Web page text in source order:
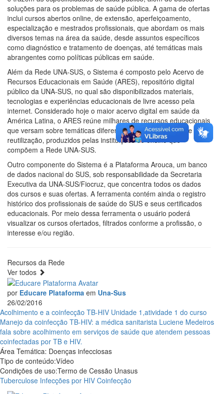
soluções para os problemas de saúde pública. A gama de ofertas
inclui cursos abertos online, de extensão, aperfeiçoamento,
especialização e mestrados profissionais, que abordam os mais
diversos temas na área da saúde, desde assuntos específicos
como diagnóstico e tratamento de doenças, até temáticas mais
abrangentes como políticas públicas em saúde.
Além da Rede UNA-SUS, o Sistema é composto pelo Acervo de
Recursos Educacionais em Saúde (ARES), repositório digital
público da UNA-SUS, no qual são disponibilizados materiais,
tecnologias e experiências educacionais de livre acesso pela
internet. Considerado hoje o maior acervo digital em saúde da
América Latina, o ARES reúne milhares de recursos educacionais
que versam sobre temáticas diferenciadas de livre acesso e
reutilização, produzidos pelas instituições de ensino que
compõem a Rede UNA-SUS.
Outro componente do Sistema é a Plataforma Arouca, um banco
de dados nacional do SUS, sob responsabilidade da Secretaria
Executiva da UNA-SUS/Fiocruz, que concentra todos os dados
dos cursos e suas ofertas. A ferramenta contém ainda o registro
histórico dos profissionais de saúde do SUS e seus certificados
educacionais. Por meio dessa ferramenta o usuário poderá
visualizar os cursos ofertados, filtrados conforme a profissão, o
interesse e/ou região.
Recursos da Rede
Ver todos
por Educare Plataforma em Una-Sus
26/02/2016
Acolhimento e a coinfecção TB-HIV Unidade 1,atividade 1 do curso
Manejo da coinfecção TB-HIV: a médica sanitarista Luciene Medeiros
fala sobre acolhimento em serviços de saúde que atendem pessoas
coinfectadas por TB e HIV.
Área Temática: Doenças infecciosas
Tipo de conteúdo:Vídeo
Condições de uso:Termo de Cessão Unasus
Tuberculose Infecções por HIV Coinfecção